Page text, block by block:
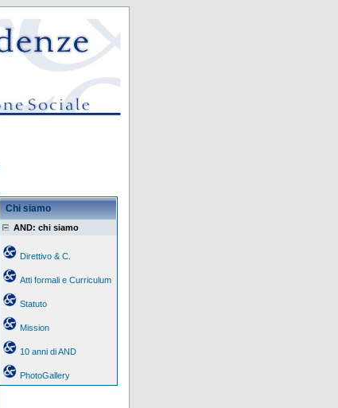
Chi siamo
AND: chi siamo
Direttivo & C.
Atti formali e Curriculum
Statuto
Mission
10 anni di AND
PhotoGallery